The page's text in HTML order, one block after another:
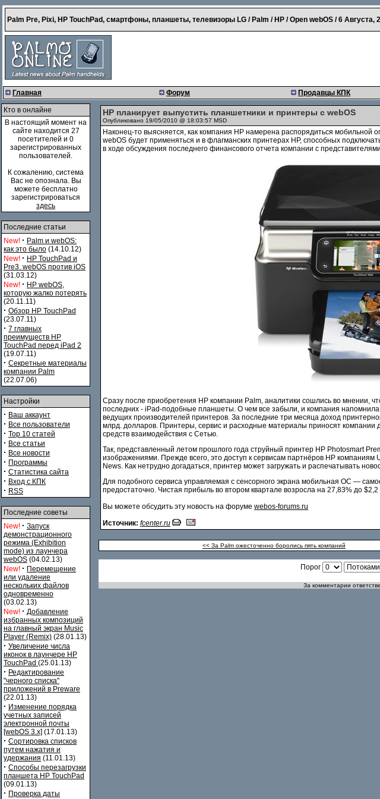
Palm Pre, Pixi, HP TouchPad, смартфоны, планшеты, телевизоры LG / Palm / HP / Open webOS /6 Августа,
Главная Форум Продавцы КПК
Кто в онлайне
В настоящий момент на
сайте находится 27
посетителей и 0
зарегистрированных
пользователей.
К сожалению, система
Вас не опознала. Вы
можете бесплатно
зарегистрироваться
здесь
Последние статьи
New! · Palm и webOS:
как это было (14.10.12)
New! · HP TouchPad и
Pre3. webOS против iOS
(31.03.12)
New! · HP webOS,
которую жалко потерять
(20.11.11)
· Обзор HP TouchPad
(23.07.11)
· 7 главных
преимуществ HP
TouchPad перед iPad 2
(19.07.11)
· Секретные материалы
компании Palm
(22.07.06)
Настройки
· Ваш аккаунт
· Все пользователи
· Top 10 статей
· Все статьи
· Все новости
· Программы
· Статистика сайта
· Вход с КПК
· RSS
Последние советы
New! · Запуск
демонстрационного
режима (Exhibition
mode) из лаунчера
webOS (04.02.13)
New! · Перемещение
или удаление
нескольких файлов
одновременно
(03.02.13)
New! · Добавление
избранных композиций
на главный экран Music
Player (Remix) (28.01.13)
· Увеличение числа
иконок в лаунчере HP
TouchPad (25.01.13)
· Редактирование
"черного списка"
приложений в Preware
(22.01.13)
· Изменение порядка
учетных записей
электронной почты
[webOS 3.x] (17.01.13)
· Сортировка списков
путем нажатия и
удержания (11.01.13)
· Способы перезагрузки
планшета HP TouchPad
(09.01.13)
· Проверка даты
HP планирует выпустить планшетники и принтеры с webOS
Опубликовано 19/05/2010 @ 18:03:57 MSD
Наконец-то выясняется, как компания HP намерена распорядиться мобильной
webOS будет применяться и в флагманских принтерах HP, способных
в ходе обсуждения последнего финансового отчета компании с
Cразу после приобретения HP компании Palm, аналитики сошлись во мнении,
последних - iPad-подобные планшеты. О чем все забыли, и компания
ведущих производителей принтеров. За последние три месяца доход
млрд. долларов. Принтеры, сервис и расходные материалы приносят
средств взаимодействия с Сетью.
Так, представленный летом прошлого года струйный принтер HP Photosmart
изображениями. Прежде всего, это доступ к сервисам партнёров HP
News. Как нетрудно догадаться, принтер может загружать и распечатывать
Для подобного сервиса управляемая с сенсорного экрана мобильная ОС —
предостаточно. Чистая прибыль во втором квартале возросла на 27,83% до
Вы можете обсудить эту новость на форуме webos-forums.ru
Источник: fcenter.ru
<< За Palm ожесточенно боролись пять компаний
Порог
За комментарии